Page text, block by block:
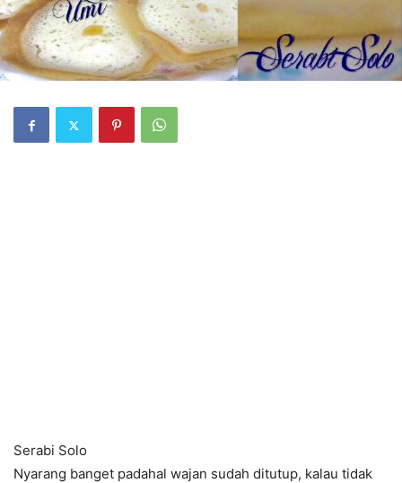
Serabi Solo
Nyarang banget padahal wajan sudah ditutup, kalau tidak